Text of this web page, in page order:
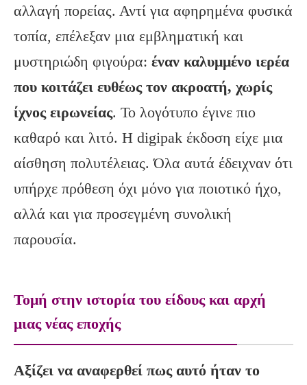
αλλαγή πορείας. Αντί για αφηρημένα φυσικά
τοπία, επέλεξαν μια εμβληματική και
μυστηριώδη φιγούρα: έναν καλυμμένο ιερέα
που κοιτάζει ευθέως τον ακροατή, χωρίς
ίχνος ειρωνείας. Το λογότυπο έγινε πιο
καθαρό και λιτό. Η digipak έκδοση είχε μια
αίσθηση πολυτέλειας. Όλα αυτά έδειχναν ότι
υπήρχε πρόθεση όχι μόνο για ποιοτικό ήχο,
αλλά και για προσεγμένη συνολική
παρουσία.
Τομή στην ιστορία του είδους και αρχή
μιας νέας εποχής
Αξίζει να αναφερθεί πως αυτό ήταν το